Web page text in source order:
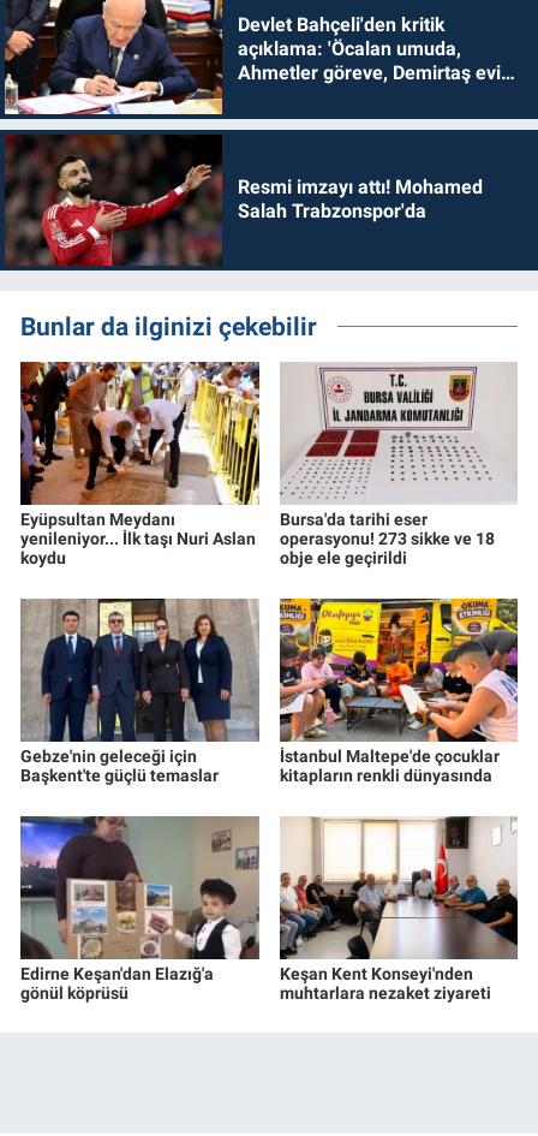
Devlet Bahçeli'den kritik
açıklama: 'Öcalan umuda,
Ahmetler göreve, Demirtaş evine
Resmi imzayı attı! Mohamed
Salah Trabzonspor'da
Bunlar da ilginizi çekebilir
Eyüpsultan Meydanı
yenileniyor... İlk taşı Nuri Aslan
koydu
Bursa'da tarihi eser
operasyonu! 273 sikke ve 18
obje ele geçirildi
Gebze'nin geleceği için
Başkent'te güçlü temaslar
İstanbul Maltepe'de çocuklar
kitapların renkli dünyasında
Edirne Keşan'dan Elazığ'a
gönül köprüsü
Keşan Kent Konseyi'nden
muhtarlara nezaket ziyareti